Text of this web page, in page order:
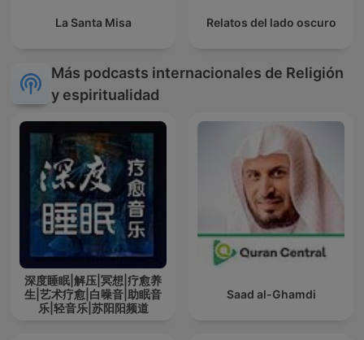
La Santa Misa Relatos del lado oscuro
Más podcasts internacionales de Religión
y espiritualidad
深度睡眠|解压|冥想|疗愈养
生|艺术疗愈|白噪音|助眠音
乐|轻音乐|苏阳阳频道
Saad al-Ghamdi